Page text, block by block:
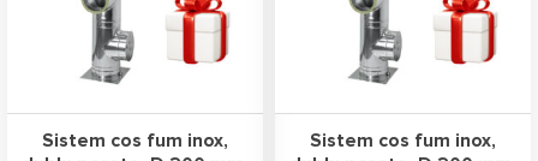
Sistem cos fum inox,
Sistem cos fum inox,